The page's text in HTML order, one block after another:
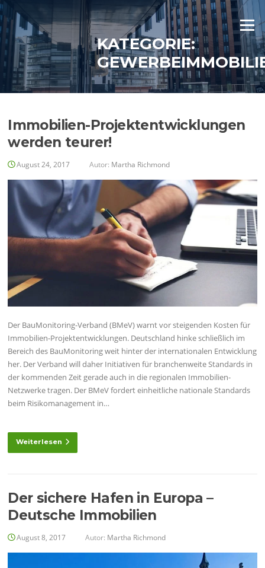
Zum
Inhalt
springen
Menü
KATEGORIE:
Immobilien-Projektentwicklungen
werden teurer!
August 24, 2017 Autor: Martha Richmond
Der BauMonitoring-Verband (BMeV) warnt vor steigenden Kosten für
Immobilien-Projektentwicklungen. Deutschland hinke schließlich im
Bereich des BauMonitoring weit hinter der internationalen Entwicklung
her. Der Verband will daher Initiativen für branchenweite Standards in
der kommenden Zeit gerade auch in die regionalen Immobilien-
Netzwerke tragen. Der BMeV fordert einheitliche nationale Standards
beim Risikomanagement in…
Weiterlesen
Der sichere Hafen in Europa –
Deutsche Immobilien
August 8, 2017 Autor: Martha Richmond